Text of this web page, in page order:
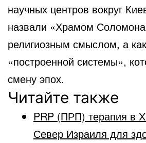
научных центров вокруг
назвали «Храмом
религиозным смыслом, а
«построенной системы»,
смену эпох.
Читайте также
PRP (ПРП) терапия в
Север Израиля для